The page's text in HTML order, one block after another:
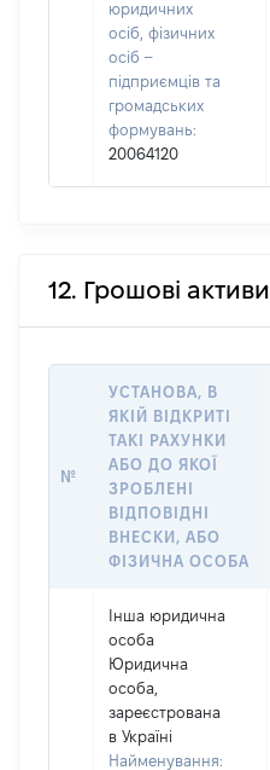
юридичних
осіб, фізичних
осіб –
підприємців та
громадських
формувань:
20064120
12. Грошові активи
№
УСТАНОВА, В
ЯКІЙ ВІДКРИТІ
ТАКІ РАХУНКИ
АБО ДО ЯКОЇ
ЗРОБЛЕНІ
ВІДПОВІДНІ
ВНЕСКИ, АБО
ФІЗИЧНА ОСОБА
Інша юридична
особа
Юридична
особа,
зареєстрована
в Україні
Найменування: